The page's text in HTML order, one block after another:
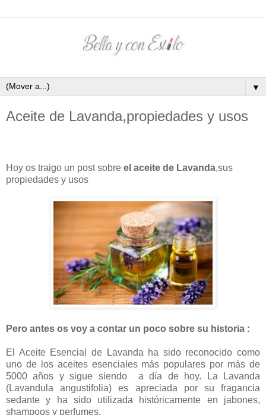
▼
Aceite de Lavanda,propiedades y usos
Hoy os traigo un post sobre el aceite de Lavanda,sus
propiedades y usos
Pero antes os voy a contar un poco sobre su historia :
El Aceite Esencial de Lavanda ha sido reconocido como
uno de los aceites esenciales más populares por más de
5000 años y sigue siendo a día de hoy. La Lavanda
(Lavandula angustifolia) es apreciada por su fragancia
sedante y ha sido utilizada históricamente en jabones,
shampoos y perfumes.